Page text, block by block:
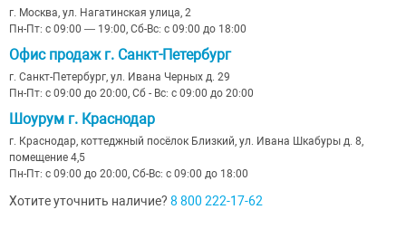
г. Москва, ул. Нагатинская улица, 2
Пн-Пт: с 09:00 — 19:00, Сб-Вс: с 09:00 до 18:00
Офис продаж г. Санкт-Петербург
г. Санкт-Петербург, ул. Ивана Черных д. 29
Пн-Пт: с 09:00 до 20:00, Сб - Вс: с 09:00 до 20:00
Шоурум г. Краснодар
г. Краснодар, коттеджный посёлок Близкий, ул. Ивана Шкабуры д. 8,
помещение 4,5
Пн-Пт: с 09:00 до 20:00, Сб-Вс: с 09:00 до 18:00
Хотите уточнить наличие? 8 800 222-17-62